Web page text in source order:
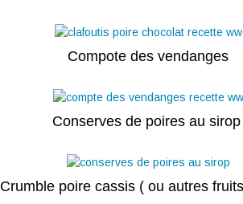
Compote des vendanges
Conserves de poires au
Crumble poire cassis ( ou autres